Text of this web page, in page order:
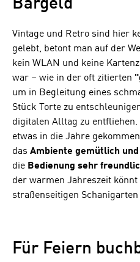
Bargeld
Vintage und Retro sind hier
gelebt, betont man auf der
kein WLAN und keine
war – wie in der oft zitierten
um in Begleitung eines
Stück Torte zu
digitalen Alltag zu
etwas in die Jahre
das Ambiente gemütlich
die Bedienung sehr
der warmen Jahreszeit
straßenseitigen Schanigarten
Für Feiern